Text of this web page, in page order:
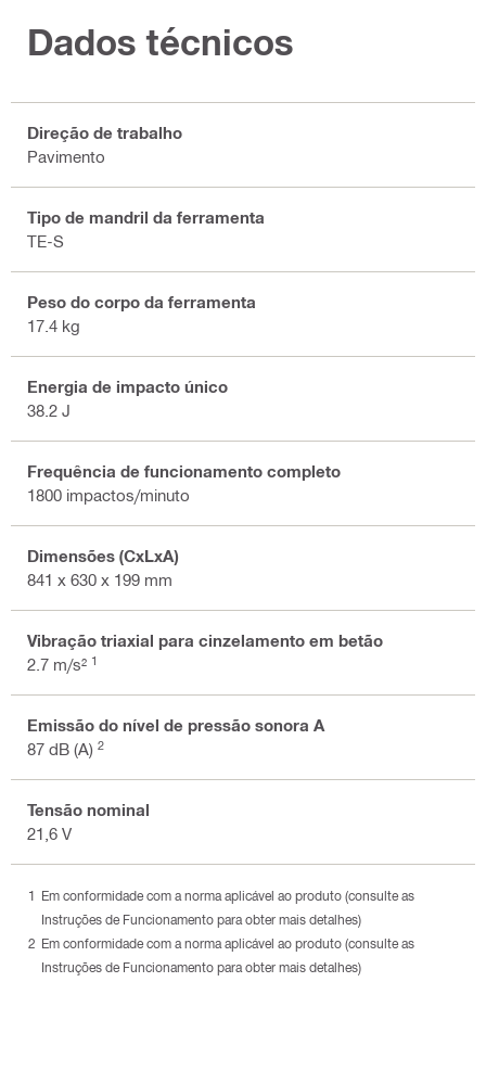
Dados técnicos
Direção de trabalho
Pavimento
Tipo de mandril da ferramenta
TE-S
Peso do corpo da ferramenta
17.4 kg
Energia de impacto único
38.2 J
Frequência de funcionamento completo
1800 impactos/minuto
Dimensões (CxLxA)
841 x 630 x 199 mm
Vibração triaxial para cinzelamento em betão
2.7 m/s² 1
Emissão do nível de pressão sonora A
87 dB (A) 2
Tensão nominal
21,6 V
Em conformidade com a norma aplicável ao produto (consulte as
Instruções de Funcionamento para obter mais detalhes)
Em conformidade com a norma aplicável ao produto (consulte as
Instruções de Funcionamento para obter mais detalhes)